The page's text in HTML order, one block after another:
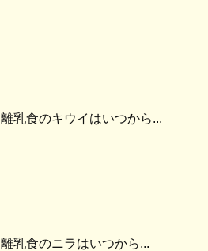
離乳食のキウイはいつから...
離乳食のニラはいつから...